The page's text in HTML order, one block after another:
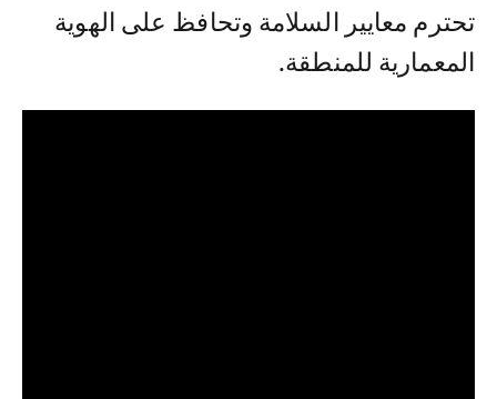
تحترم معايير السلامة وتحافظ على الهوية
المعمارية للمنطقة.